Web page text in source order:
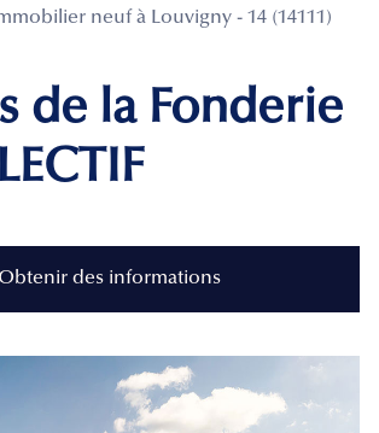
neuf à Louvigny - 14 (14111)
de la Fonderie
Obtenir des informations